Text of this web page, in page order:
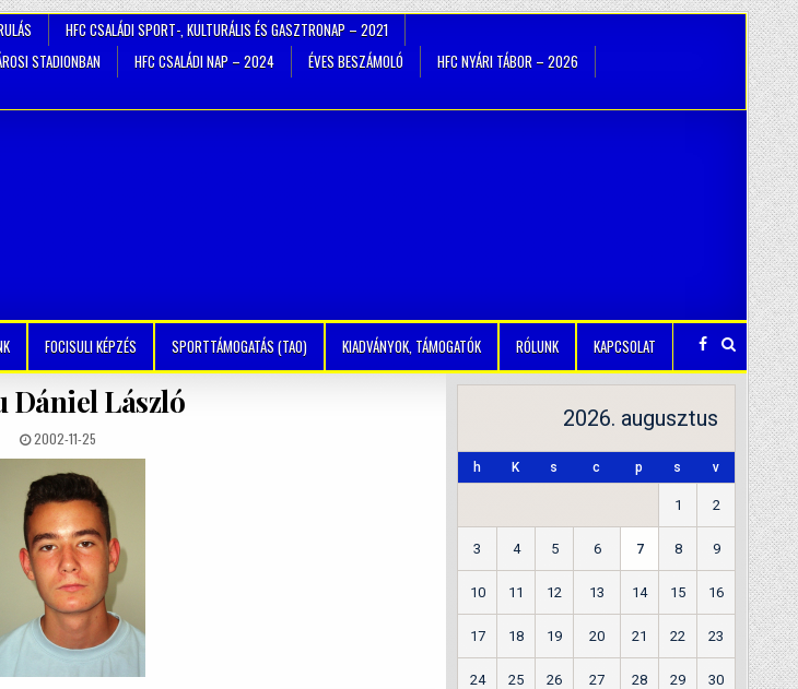
HFC CSALÁDI SPORT-, KULTURÁLIS ÉS GASZTRONAP – 2021
STADIONBAN HFC CSALÁDI NAP – 2024 ÉVES BESZÁMOLÓ
HFC NYÁRI TÁBOR – 2026
FOCISULI KÉPZÉS SPORTTÁMOGATÁS (TAO) KIADVÁNYOK, TÁMOGATÓK RÓLUNK KAPCSOLAT
Dániel László
2002-11-25
2026. augusztus
h K s c p s v
1 2
3 4 5 6 7 8 9
10 11 12 13 14 15 16
17 18 19 20 21 22 23
24 25 26 27 28 29 30